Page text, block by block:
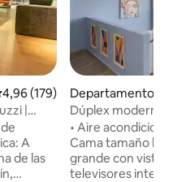
promedio: 4,96 de
4,96 (179)
|
de las
Departamento en
Dúplex moderno
acondicionado/
• Aire acondicionado • WIFI
Cama tamaño king
grande con vistas
televisores inteligentes.